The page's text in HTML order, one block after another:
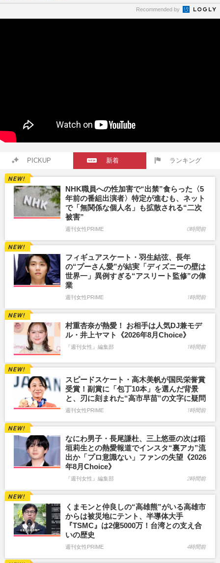
Recommended by
PICKUP 新着 ランキング
NHK職員への性加害で“出禁”食らった〈5
年前の番組出演者〉特定が進むも、ネット
で「無関係な個人名」も拡散される“二次
被害”
週刊女性PRIME 0時間前
フィギュアスケート・羽生結弦、長年
の“プーさん愛”が結実「ディズニーの壁は
世界一」異例すぎる“アスリート監修”の偉
業
週刊女性PRIME 1時間前
村重杏奈が熱愛！ お相手は人気DJ兼モデ
ル・井上ヤマト《2026年8月Choice》
『週刊女性』編集部 1時間前
スピードスケート・高木美帆が国民栄誉賞
受賞！副賞に「包丁10本」を選んだ背景
と、刃に刻まれた“高市早苗”の文字に疑問
週刊女性PRIME 1時間前
なにわ男子・長尾謙杜、三上悠亜の次は稲
垣莉生との熱愛報道でインスタ“裏アカ”流
出か「プロ意識ない」ファンの失望《2026
年8月Choice》
『週刊女性』編集部 2時間前
くまモンと仲良しの“高雄熊”がいる高雄市
からは被災地にテント、半導体大手
『TSMC』は2億5000万！台湾との支え合
いの歴史
週刊女性PRIME 4時間前